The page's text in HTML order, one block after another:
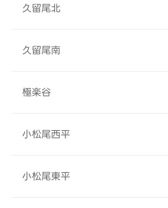
久留尾北
久留尾南
極楽谷
小松尾西平
小松尾東平